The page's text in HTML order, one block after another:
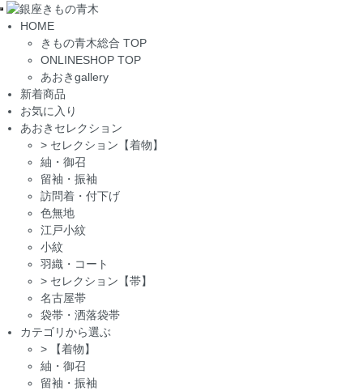
Toggle
navigation
HOME
きもの青木総合 TOP
ONLINESHOP TOP
あおきgallery
新着商品
お気に入り
あおきセレクション
> セレクション【着物】
紬・御召
留袖・振袖
訪問着・付下げ
色無地
江戸小紋
小紋
羽織・コート
> セレクション【帯】
名古屋帯
袋帯・洒落袋帯
カテゴリから選ぶ
>
【着物】
紬・御召
留袖・振袖